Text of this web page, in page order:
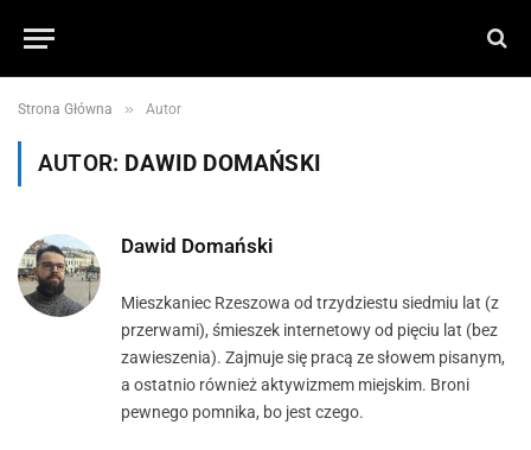
Strona Główna » Autor
AUTOR: DAWID DOMAŃSKI
Dawid Domański
Mieszkaniec Rzeszowa od trzydziestu siedmiu lat (z
przerwami), śmieszek internetowy od pięciu lat (bez
zawieszenia). Zajmuje się pracą ze słowem pisanym,
a ostatnio również aktywizmem miejskim. Broni
pewnego pomnika, bo jest czego.